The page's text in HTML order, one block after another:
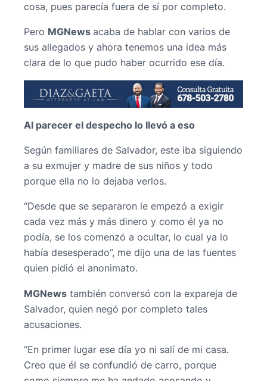
cosa, pues parecía fuera de sí por completo.
Pero MGNews acaba de hablar con varios de
sus allegados y ahora tenemos una idea más
clara de lo que pudo haber ocurrido ese día.
Al parecer el despecho lo llevó a eso
Según familiares de Salvador, este iba siguiendo
a su exmujer y madre de sus niños y todo
porque ella no lo dejaba verlos.
“Desde que se separaron le empezó a exigir
cada vez más y más dinero y como él ya no
podía, se los comenzó a ocultar, lo cual ya lo
había desesperado”, me dijo una de las fuentes
quien pidió el anonimato.
MGNews también conversó con la expareja de
Salvador, quien negó por completo tales
acusaciones.
“En primer lugar ese día yo ni salí de mi casa.
Creo que él se confundió de carro, porque